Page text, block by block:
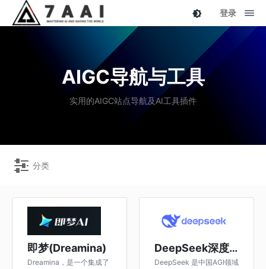
登录
AIGC导航与工具
实用的AIGC站点导航及AI工具插件
分类
即梦(Dreamina)
Dreamina，是一个集成了
DeepSeek深度求索
DeepSeek 是中国AGI领域